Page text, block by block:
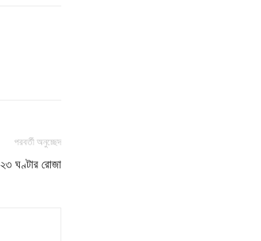
পরবর্তী অনুচ্ছেদ
২৩ ঘণ্টার রোজা